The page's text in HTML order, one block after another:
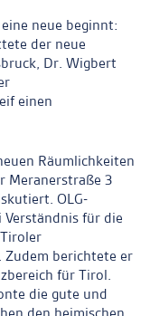
neue beginnt:
der neue
Dr. Wigbert
einen
Räumlichkeiten
Meranerstraße 3
OLG-
für die
Zudem berichtete er
für Tirol.
die gute und